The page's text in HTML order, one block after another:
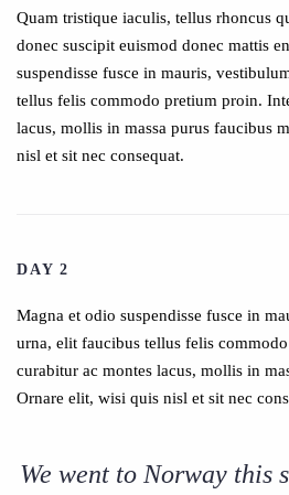
Quam tristique iaculis, tellus rhoncus
donec suscipit euismod donec mattis
suspendisse fusce in mauris,
tellus felis commodo pretium proin.
lacus, mollis in massa purus faucibus
nisl et sit nec consequat.
DAY 2
Magna et odio suspendisse fusce in
urna, elit faucibus tellus felis
curabitur ac montes lacus, mollis in
Ornare elit, wisi quis nisl et sit nec
We went to Norway this